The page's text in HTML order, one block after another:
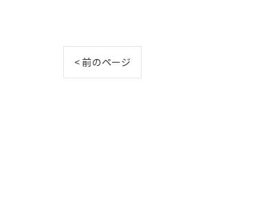
< 前のページ